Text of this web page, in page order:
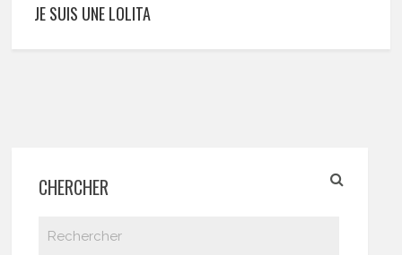
JE SUIS UNE LOLITA
CHERCHER